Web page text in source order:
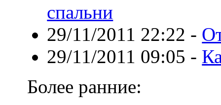
спальни
29/11/2011 22:22 -
29/11/2011 09:05 -
Более ранние: